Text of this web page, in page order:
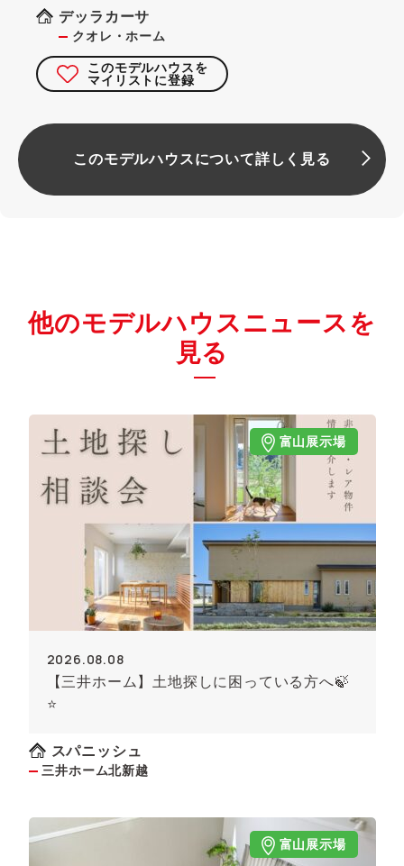
デッラカーサ
クオレ・ホーム
このモデルハウスを
マイリストに登録
このモデルハウスについて詳しく見る
他のモデルハウスニュースを
見る
富山展示場
2026.08.08
【三井ホーム】土地探しに困っている方へ🍃
⭐
スパニッシュ
三井ホーム北新越
富山展示場